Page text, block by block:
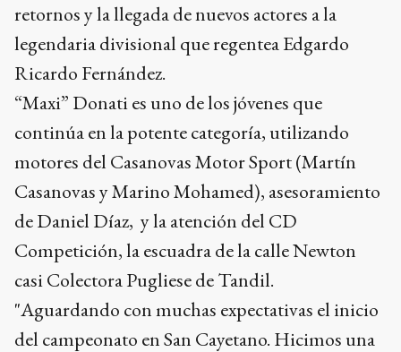
retornos y la llegada de nuevos actores a la
legendaria divisional que regentea Edgardo
Ricardo Fernández.
“Maxi” Donati es uno de los jóvenes que
continúa en la potente categoría, utilizando
motores del Casanovas Motor Sport (Martín
Casanovas y Marino Mohamed), asesoramiento
de Daniel Díaz, y la atención del CD
Competición, la escuadra de la calle Newton
casi Colectora Pugliese de Tandil.
"Aguardando con muchas expectativas el inicio
del campeonato en San Cayetano. Hicimos una